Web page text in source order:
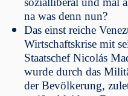
na was denn nun?
Das einst reiche
Wirtschaftskrise mit
Staatschef Nicolás
wurde durch das
der Bevölkerung,